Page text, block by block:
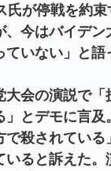
氏が停戦を約
、今はバイデン
いない」と語
会の演説で「
」とデモに言及
で殺されている
いると訴えた。